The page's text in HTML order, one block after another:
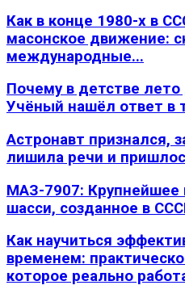
Как в конце 1980-х в
масонское движение:
международные...
Почему в детстве
Учёный нашёл ответ в
Астронавт признался,
лишила речи и
МАЗ-7907: Крупнейшее
шасси, созданное в
Как научиться
временем:
которое реально